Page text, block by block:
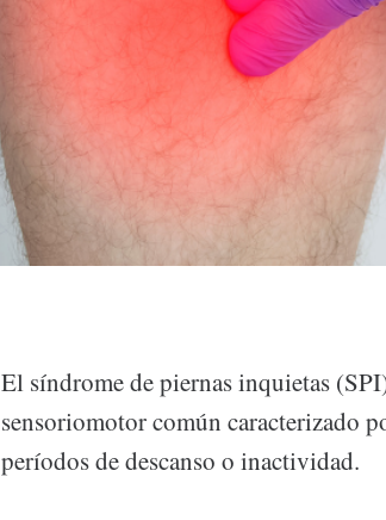
El síndrome de piernas inquietas
sensoriomotor común caracterizado
períodos de descanso o inactividad.